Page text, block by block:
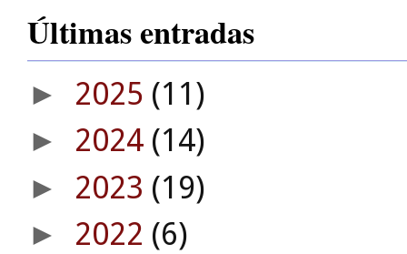
Últimas entradas
► 2025 (11)
► 2024 (14)
► 2023 (19)
► 2022 (6)